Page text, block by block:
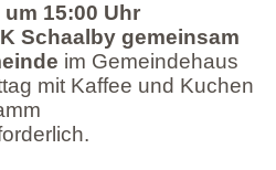
15:00 Uhr
Schaalby gemeinsam
im Gemeindehaus
mit Kaffee und Kuchen